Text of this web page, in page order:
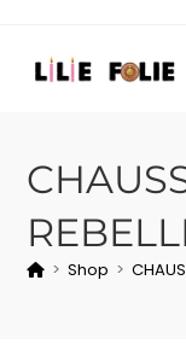
> Shop >